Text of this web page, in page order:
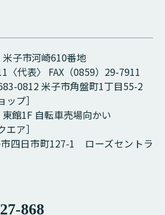
米子市河崎610番地
〈代表〉 FAX（0859）29-7911
0812 米子市角盤町1丁目55-2
プ］
館1F 自転車売場向かい
ア］
四日市町127-1 ローズセントラ
868